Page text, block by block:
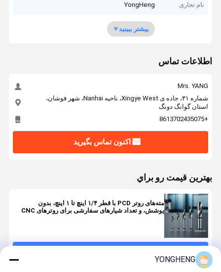
نام تجاری YongHeng
بیشتر ببینید
اطلاعات تماس
Mrs. YANG
شماره ۳۱، جاده ی Xingye West، ناحیه Nanhai، شهر فوشان،
استان گوانگ دونگ
+8613702435075
اکنون تماس بگیرید
بهترين قيمت رو براي
مته‌های روتر PCD با قطر ۱/۴ اینچ تا ۱ اینچ، بدون
پوشش، و تعداد شیارهای سفارشی برای روترهای CNC
YONGHENG